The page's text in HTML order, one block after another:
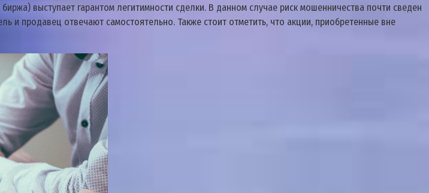
выступает гарантом легитимности сделки. В данном случае риск мошенничества почти сведен
и продавец отвечают самостоятельно. Также стоит отметить, что акции, приобретенные вне